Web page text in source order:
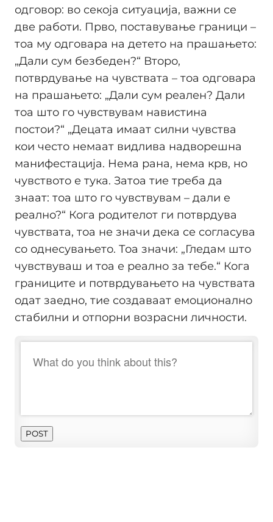
одговор: во секоја ситуација, важни се
две работи. Прво, поставување граници –
тоа му одговара на детето на прашањето:
„Дали сум безбеден?“ Второ,
потврдување на чувствата – тоа одговара
на прашањето: „Дали сум реален? Дали
тоа што го чувствувам навистина
постои?“ „Децата имаат силни чувства
кои често немаат видлива надворешна
манифестација. Нема рана, нема крв, но
чувството е тука. Затоа тие треба да
знаат: тоа што го чувствувам – дали е
реално?“ Кога родителот ги потврдува
чувствата, тоа не значи дека се согласува
со однесувањето. Тоа значи: „Гледам што
чувствуваш и тоа е реално за тебе.“ Кога
границите и потврдувањето на чувствата
одат заедно, тие создаваат емоционално
стабилни и отпорни возрасни личности.
POST